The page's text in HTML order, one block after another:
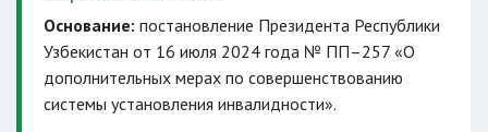
Основание: постановление Президента Республики
Узбекистан от 16 июля 2024 года № ПП–257 «О
дополнительных мерах по совершенствованию
системы установления инвалидности».